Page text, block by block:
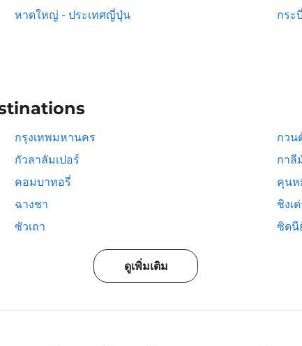
หาดใหญ่ - ประเทศญี่ปุ่น
กระ
กรุงเทพมหานคร
กวน
กัวลาลัมเปอร์
กาลี
คอมบาทอรี่
คุนห
ฉางชา
ชิงเ
ซัวเถา ซิดนี
ดูเพิ่มเติม